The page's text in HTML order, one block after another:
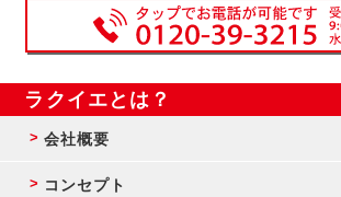
ラクイエとは？
会社概要
コンセプト